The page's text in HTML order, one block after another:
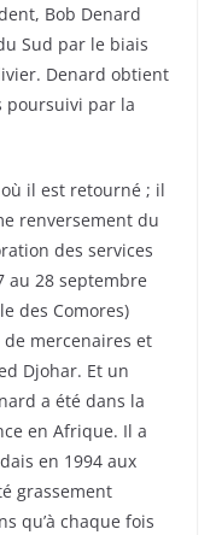
Bob Denard
Sud par le biais
Denard obtient
poursuivi par la
il est retourné ; il
renversement du
des services
au 28 septembre
des Comores)
mercenaires et
Djohar. Et un
a été dans la
en Afrique. Il a
en 1994 aux
grassement
qu’à chaque fois